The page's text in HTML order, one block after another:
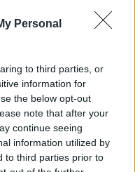
Personal
to third parties, or
information for
the below opt-out
note that after your
continue seeing
information utilized by
to third parties prior to